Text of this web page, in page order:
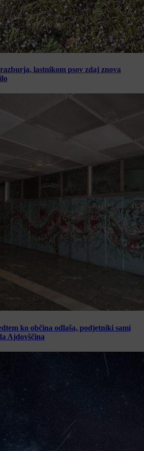
lastnikom psov zdaj znova
ko občina odlaša, podjetniki sami
Ajdovščina